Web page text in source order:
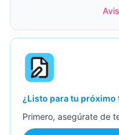
¿Listo para tu próximo
Primero, asegúrate de